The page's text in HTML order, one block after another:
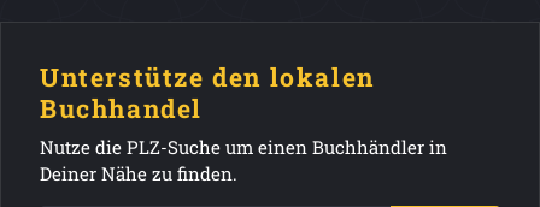
Unterstütze den lokalen
Buchhandel
Nutze die PLZ-Suche um einen Buchhändler in
Deiner Nähe zu finden.